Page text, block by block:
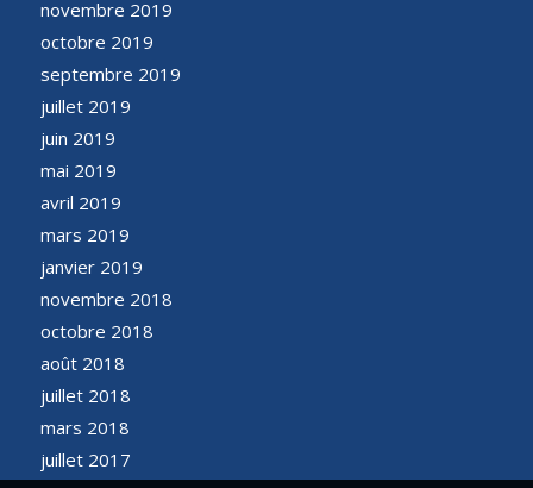
novembre 2019
octobre 2019
septembre 2019
juillet 2019
juin 2019
mai 2019
avril 2019
mars 2019
janvier 2019
novembre 2018
octobre 2018
août 2018
juillet 2018
mars 2018
juillet 2017